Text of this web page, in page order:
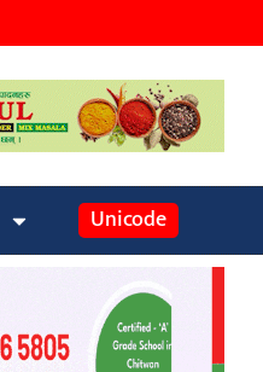
Unicode